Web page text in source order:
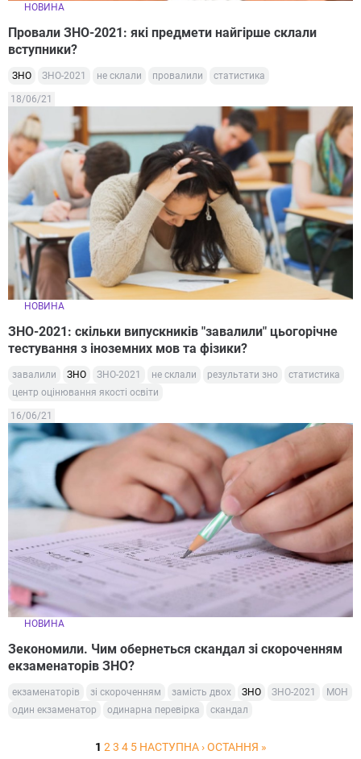
НОВИНА
Провали ЗНО-2021: які предмети найгірше склали
вступники?
ЗНО ЗНО-2021 не склали провалили статистика
18/06/21
НОВИНА
ЗНО-2021: скільки випускників "завалили" цьогорічне
тестування з іноземних мов та фізики?
завалили ЗНО ЗНО-2021 не склали результати зно
статистика
центр оцінювання якості освіти
16/06/21
НОВИНА
Зекономили. Чим обернеться скандал зі скороченням
екзаменаторів ЗНО?
екзаменаторів зі скороченням замість двох ЗНО ЗНО-2021
МОН
один екзаменатор
одинарна перевірка скандал
1 2 3 4 5 НАСТУПНА › ОСТАННЯ »